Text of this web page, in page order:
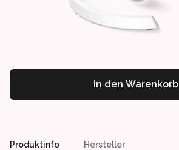
In den Warenkorb
Produktinfo Hersteller